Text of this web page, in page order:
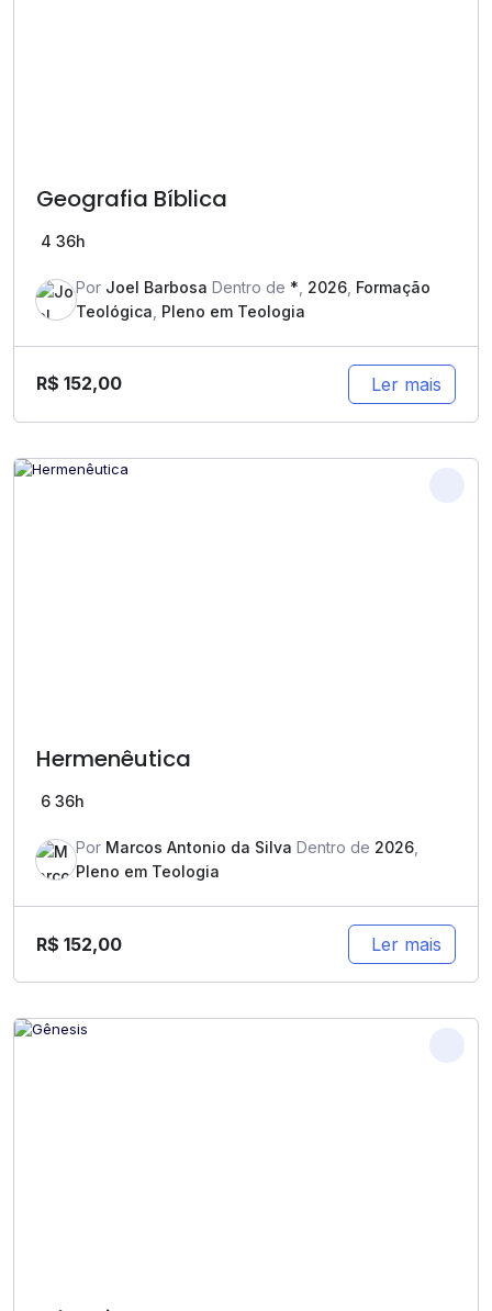
Geografia Bíblica
4 36h
Por Joel Barbosa Dentro de * 2026 Formação
Teológica Pleno em Teologia
R$ 152,00 Ler mais
Hermenêutica
6 36h
Por Marcos Antonio da Silva Dentro de 2026
Pleno em Teologia
R$ 152,00 Ler mais